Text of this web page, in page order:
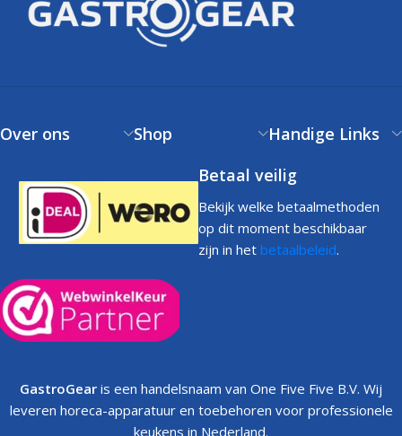
Over ons Shop
Handige Links
Betaal veilig
Bekijk welke betaalmethoden
op dit moment beschikbaar
zijn in het betaalbeleid.
GastroGear is een handelsnaam van One Five Five B.V. Wij
leveren horeca-apparatuur en toebehoren voor professionele
keukens in Nederland.